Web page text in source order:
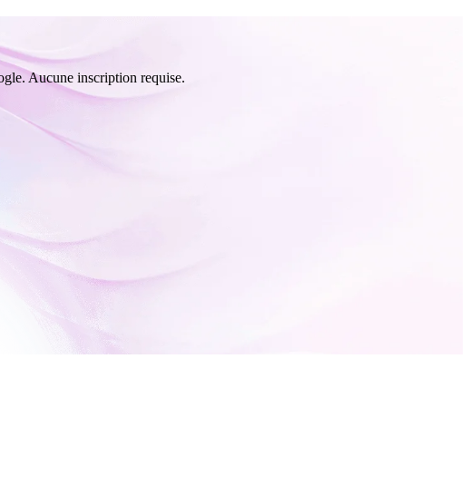
Aucune inscription requise.